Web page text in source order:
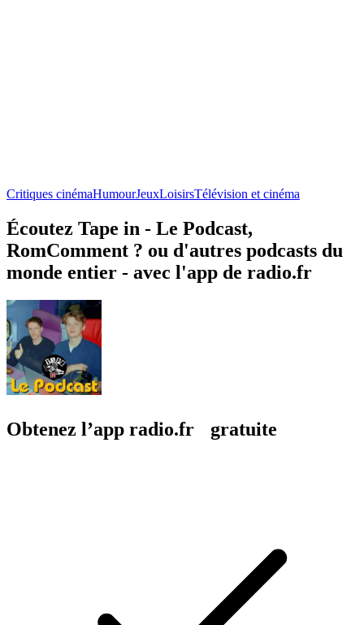
Critiques cinémaHumourJeuxLoisirsTélévision et cinéma
Écoutez Tape in - Le Podcast,
RomComment ? ou d'autres podcasts du
monde entier - avec l'app de radio.fr
Obtenez l’app radio.fr gratuite